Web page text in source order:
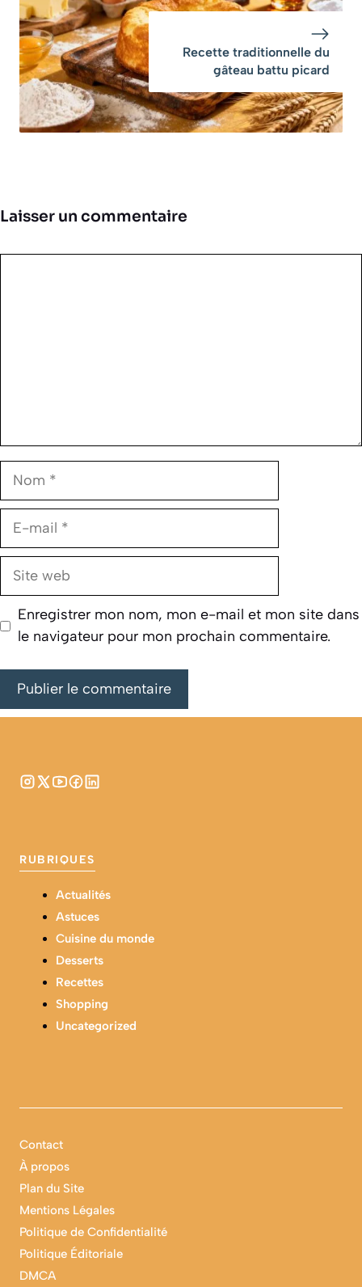
Recette traditionnelle du
gâteau battu picard
Laisser un commentaire
Nom
E-
Site
Enregistrer mon nom, mon e-mail et mon site dans
le navigateur pour mon prochain commentaire.
RUBRIQUES
Actualités
Astuces
Cuisine du monde
Desserts
Recettes
Shopping
Uncategorized
Contact
À propos
Plan du Site
Mentions Légales
Politique de Confidentialité
Politique Éditoriale
DMCA